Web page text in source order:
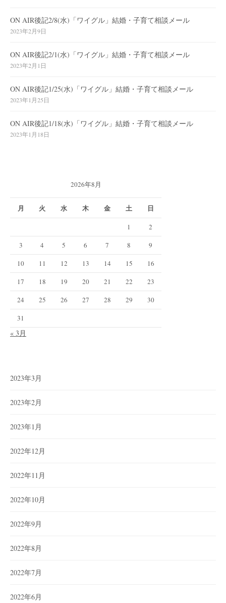
ON AIR後記2/8(水)「ワイグル」結婚・子育て相談メール
2023年2月9日
ON AIR後記2/1(水)「ワイグル」結婚・子育て相談メール
2023年2月1日
ON AIR後記1/25(水)「ワイグル」結婚・子育て相談メール
2023年1月25日
ON AIR後記1/18(水)「ワイグル」結婚・子育て相談メール
2023年1月18日
2026年8月
月 火 水 木 金 土 日
1
2
3
4 5 6 7 8
9
10
11 12 13 14 15
16
17
18 19 20 21 22
23
24
25 26 27 28 29
30
31
« 3月
2023年3月
2023年2月
2023年1月
2022年12月
2022年11月
2022年10月
2022年9月
2022年8月
2022年7月
2022年6月